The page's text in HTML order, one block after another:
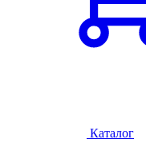
Каталог